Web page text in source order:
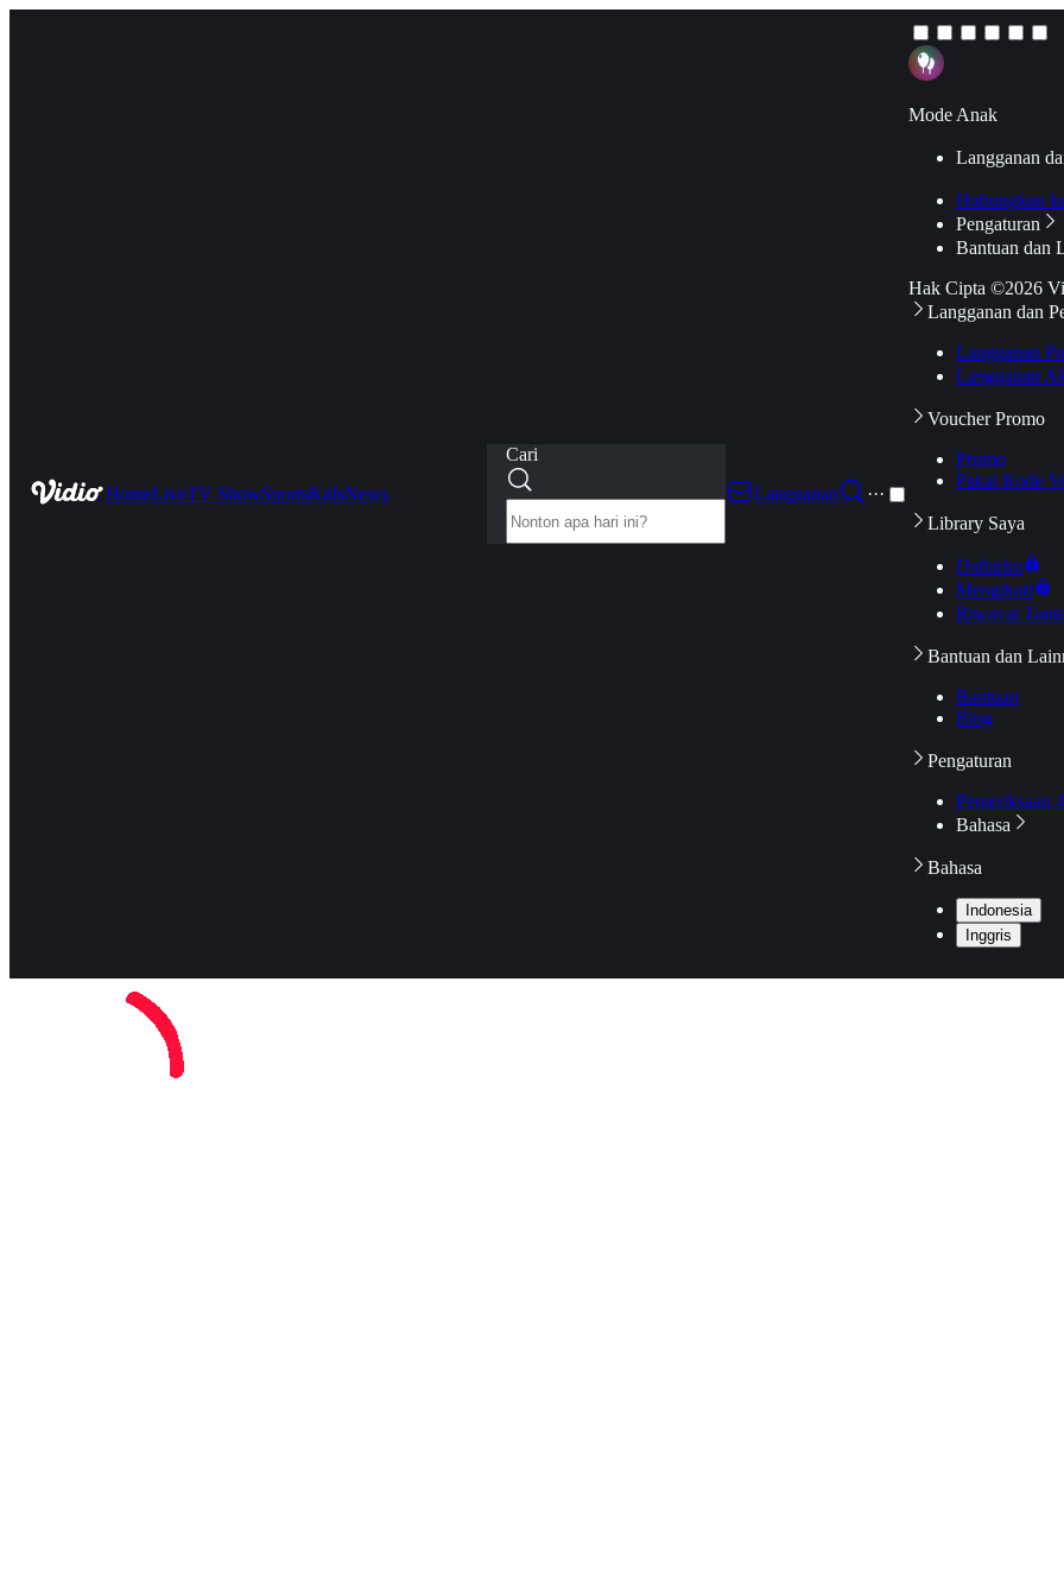
HomeLiveTV ShowSportsKidsNews
Cari
Langganan
···
Mode Anak
Langganan
Hubungkan
Pengaturan
Bantuan dan
Hak Cipta ©2026
Langganan dan
Langganan
Langganan
Voucher Promo
Promo
Pakai Kode
Library Saya
Daftarku
Mengikuti
Riwayat
Bantuan dan
Bantuan
Blog
Pengaturan
Pemeriksaan
Bahasa
Bahasa
Indonesia
Inggris